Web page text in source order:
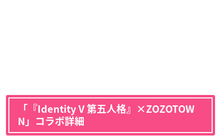
「『Identity V 第五人格』×ZOZOTOW
N」コラボ詳細